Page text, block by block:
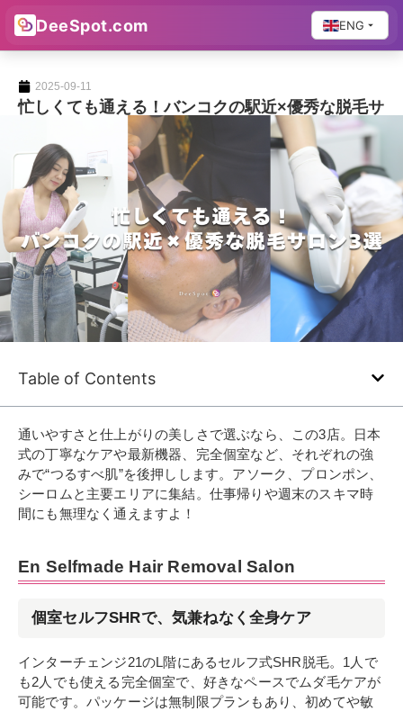
DeeSpot.com ENG
2025-09-11
忙しくても通える！バンコクの駅近×優秀な脱毛サ
Bangkok
Table of Contents
通いやすさと仕上がりの美しさで選ぶなら、この3店。日本
式の丁寧なケアや最新機器、完全個室など、それぞれの強
みで“つるすべ肌”を後押しします。アソーク、プロンポン、
シーロムと主要エリアに集結。仕事帰りや週末のスキマ時
間にも無理なく通えますよ！
En Selfmade Hair Removal Salon
個室セルフSHRで、気兼ねなく全身ケア
インターチェンジ21のL階にあるセルフ式SHR脱毛。1人で
も2人でも使える完全個室で、好きなペースでムダ毛ケアが
可能です。パッケージは無制限プランもあり、初めてや敏